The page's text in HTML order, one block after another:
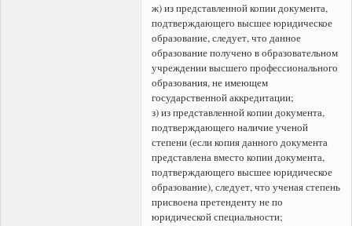
ж) из представленной копии документа,
подтверждающего высшее юридическое
образование, следует, что данное
образование получено в образовательном
учреждении высшего профессионального
образования, не имеющем
государственной аккредитации;
з) из представленной копии документа,
подтверждающего наличие ученой
степени (если копия данного документа
представлена вместо копии документа,
подтверждающего высшее юридическое
образование), следует, что ученая степень
присвоена претенденту не по
юридической специальности;